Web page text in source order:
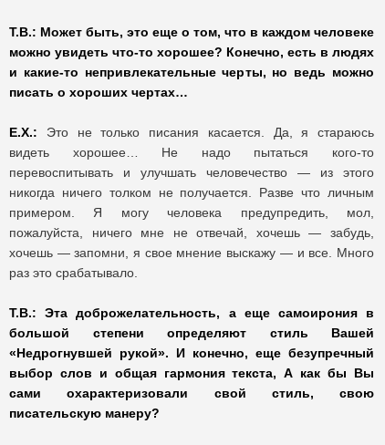
Т.В.: Может быть, это еще о том, что в каждом человеке
можно увидеть что-то хорошее? Конечно, есть в людях
и какие-то непривлекательные черты, но ведь можно
писать о хороших чертах…
Е.Х.: Это не только писания касается. Да, я стараюсь
видеть хорошее… Не надо пытаться кого-то
перевоспитывать и улучшать человечество — из этого
никогда ничего толком не получается. Разве что личным
примером. Я могу человека предупредить, мол,
пожалуйста, ничего мне не отвечай, хочешь — забудь,
хочешь — запомни, я свое мнение выскажу — и все. Много
раз это срабатывало.
Т.В.: Эта доброжелательность, а еще самоирония в
большой степени определяют стиль Вашей
«Недрогнувшей рукой». И конечно, еще безупречный
выбор слов и общая гармония текста, А как бы Вы
сами охарактеризовали свой стиль, свою
писательскую манеру?